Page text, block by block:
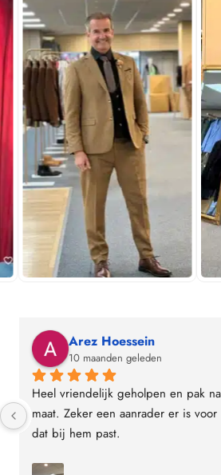
Arez Hoessein
10 maanden geleden
Heel vriendelijk geholpen en pak
maat. Zeker een aanrader er is
dat bij hem past.